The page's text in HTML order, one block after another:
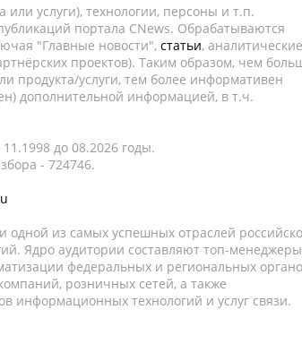
услуги), технологии, персоны и т.п.
портала CNews. Обрабатываются
"Главные новости", статьи, аналитические
проектов). Таким образом, чем
продукта/услуги, тем более информативен
дополнительной информацией, в т.ч.
до 08.2026 годы.
- 724746.
одной из самых успешных отраслей
Ядро аудитории составляют топ-
федеральных и региональных
розничных сетей, а также
информационных технологий и услуг связи.